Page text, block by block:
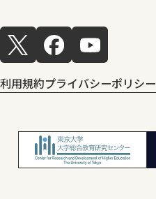
利用規約プライバシーポリシー